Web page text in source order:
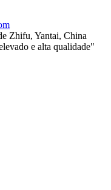
Zhifu, Yantai, China
e alta qualidade"